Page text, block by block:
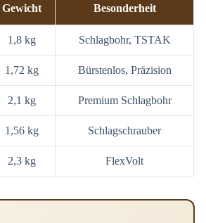
Gewicht Besonderheit
1,8 kg Schlagbohr, TSTAK
1,72 kg Bürstenlos, Präzision
2,1 kg Premium Schlagbohr
1,56 kg Schlagschrauber
2,3 kg FlexVolt